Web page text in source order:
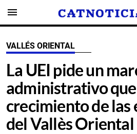
menu
VALLÉS ORIENTAL
La UEI pide un
administrativo
crecimiento de las
del Vallès Oriental